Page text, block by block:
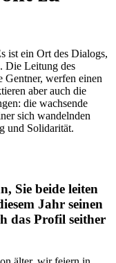
ist ein Ort des Dialogs,
Die Leitung des
Gentner, werfen einen
aber auch die
die wachsende
sich wandelnden
und Solidarität.
Sie beide leiten
Jahr seinen
das Profil seither